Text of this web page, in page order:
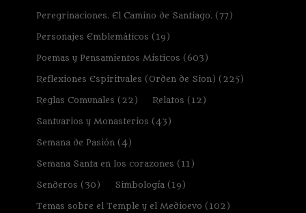
Peregrinaciones. El Camino de Santiago. (77)
Personajes Emblemáticos (19)
Poemas y Pensamientos Místicos (603)
Reflexiones Espirituales (Orden de Sion) (225)
Reglas Comunales (22) Relatos (12)
Santuarios y Monasterios (43)
Semana de Pasión (4)
Semana Santa en los corazones (11)
Senderos (30) Simbología (19)
Temas sobre el Temple y el Medioevo (102)